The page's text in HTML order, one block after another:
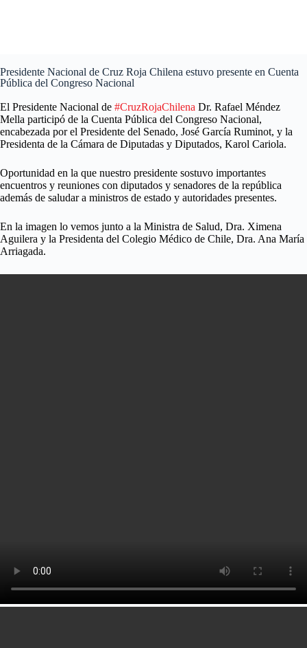
Presidente Nacional de Cruz Roja Chilena estuvo presente en Cuenta
Pública del Congreso Nacional
El Presidente Nacional de #CruzRojaChilena Dr. Rafael Méndez
Mella participó de la Cuenta Pública del Congreso Nacional,
encabezada por el Presidente del Senado, José García Ruminot, y la
Presidenta de la Cámara de Diputadas y Diputados, Karol Cariola.
Oportunidad en la que nuestro presidente sostuvo importantes
encuentros y reuniones con diputados y senadores de la república
además de saludar a ministros de estado y autoridades presentes.
En la imagen lo vemos junto a la Ministra de Salud, Dra. Ximena
Aguilera y la Presidenta del Colegio Médico de Chile, Dra. Ana María
Arriagada.